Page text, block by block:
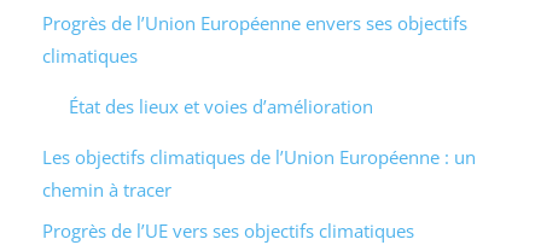
Progrès de l’Union Européenne envers ses objectifs
climatiques
État des lieux et voies d’amélioration
Les objectifs climatiques de l’Union Européenne : un
chemin à tracer
Progrès de l’UE vers ses objectifs climatiques